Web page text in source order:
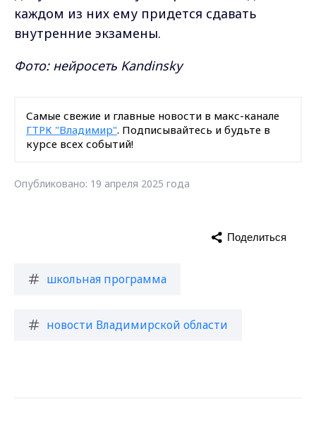
каждом из них ему придется сдавать
внутренние экзамены.
Фото: нейросеть Kandinsky
Самые свежие и главные новости в макс-канале
ГТРК "Владимир". Подписывайтесь и будьте в
курсе всех событий!
Опубликовано: 19 апреля 2025 года
школьная программа
новости Владимирской области
Поделиться